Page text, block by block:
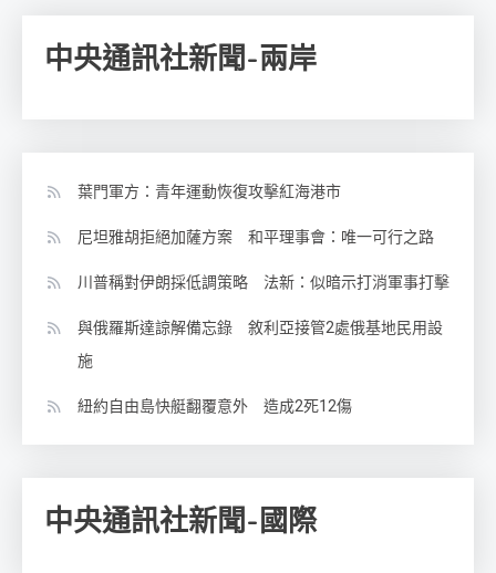
中央通訊社新聞-兩岸
葉門軍方：青年運動恢復攻擊紅海港市
尼坦雅胡拒絕加薩方案 和平理事會：唯一可行之路
川普稱對伊朗採低調策略 法新：似暗示打消軍事打擊
與俄羅斯達諒解備忘錄 敘利亞接管2處俄基地民用設
施
紐約自由島快艇翻覆意外 造成2死12傷
中央通訊社新聞-國際